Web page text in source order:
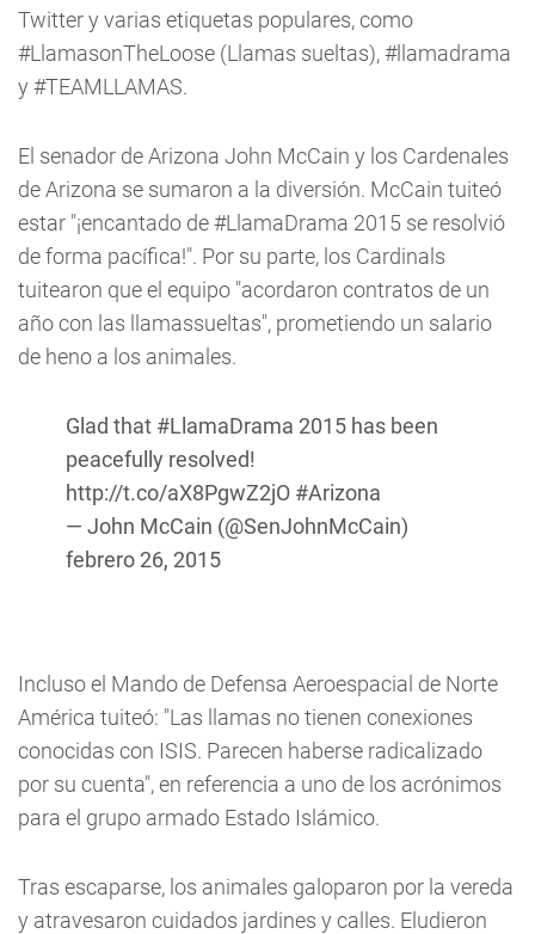
Twitter y varias etiquetas populares, como
#LlamasonTheLoose (Llamas sueltas), #llamadrama
y #TEAMLLAMAS.
El senador de Arizona John McCain y los Cardenales
de Arizona se sumaron a la diversión. McCain tuiteó
estar "¡encantado de #LlamaDrama 2015 se resolvió
de forma pacífica!". Por su parte, los Cardinals
tuitearon que el equipo "acordaron contratos de un
año con las llamassueltas", prometiendo un salario
de heno a los animales.
Glad that #LlamaDrama 2015 has been
peacefully resolved!
http://t.co/aX8PgwZ2jO #Arizona
— John McCain (@SenJohnMcCain)
febrero 26, 2015
Incluso el Mando de Defensa Aeroespacial de Norte
América tuiteó: "Las llamas no tienen conexiones
conocidas con ISIS. Parecen haberse radicalizado
por su cuenta", en referencia a uno de los acrónimos
para el grupo armado Estado Islámico.
Tras escaparse, los animales galoparon por la vereda
y atravesaron cuidados jardines y calles. Eludieron